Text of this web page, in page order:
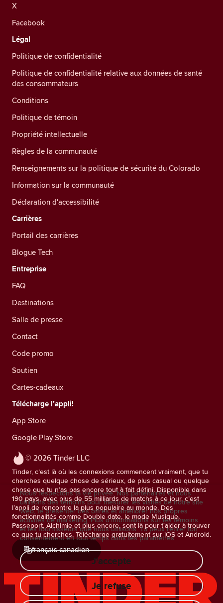
© 2026 Tinder LLC
Tinder, c’est là où les connexions commencent vraiment, que tu
cherches quelque chose de sérieux, de plus casual ou quelque
chose que tu n’as pas encore tout à fait défini. Disponible dans
190 pays, avec plus de 55 milliards de matchs à ce jour, c’est
l’appli de rencontre la plus populaire au monde. Des
fonctionnalités comme Double date, le mode Musique,
Passeport, Alchimie et plus encore, sont là pour t'aider à trouver
ce que tu cherches. Télécharge gratuitement sur iOS et Android.
français canadien
X
Facebook
Légal
Politique de confidentialité
Politique de confidentialité relative aux données de santé
des consommateurs
Conditions
Politique de témoin
Propriété intellectuelle
Règles de la communauté
Renseignements sur la politique de sécurité du Colorado
Information sur la communauté
Déclaration d'accessibilité
Carrières
Portail des carrières
Blogue Tech
Entreprise
FAQ
Destinations
Salle de presse
Contact
Code promo
Soutien
Cartes-cadeaux
Télécharge l’appli!
App Store
Google Play Store
Nous respectons ta vie privée. Nos partenaires et nous
utilisons des témoins pour mesurer les visites de notre site
Web, te présenter des offres et améliorer nos propres
activités de marketing. Plus d'informations sur les témoins
et les fournisseurs que nous utilisons. Tu peux retirer ton
consentement en tout temps dans tes paramètres.
J'accepte
Je refuse